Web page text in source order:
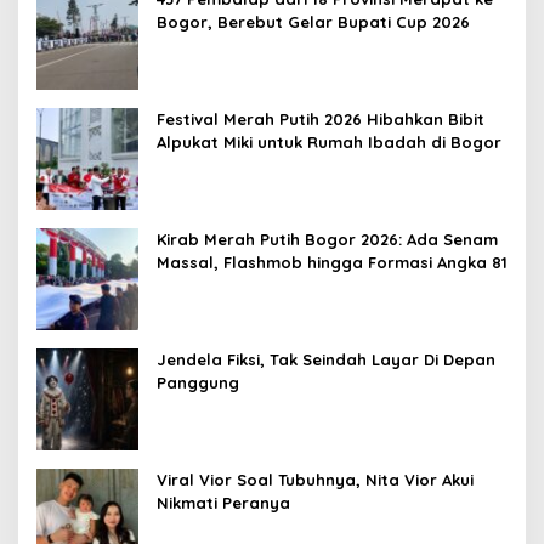
Bogor, Berebut Gelar Bupati Cup 2026
Festival Merah Putih 2026 Hibahkan Bibit
Alpukat Miki untuk Rumah Ibadah di Bogor
Kirab Merah Putih Bogor 2026: Ada Senam
Massal, Flashmob hingga Formasi Angka 81
Jendela Fiksi, Tak Seindah Layar Di Depan
Panggung
Viral Vior Soal Tubuhnya, Nita Vior Akui
Nikmati Peranya